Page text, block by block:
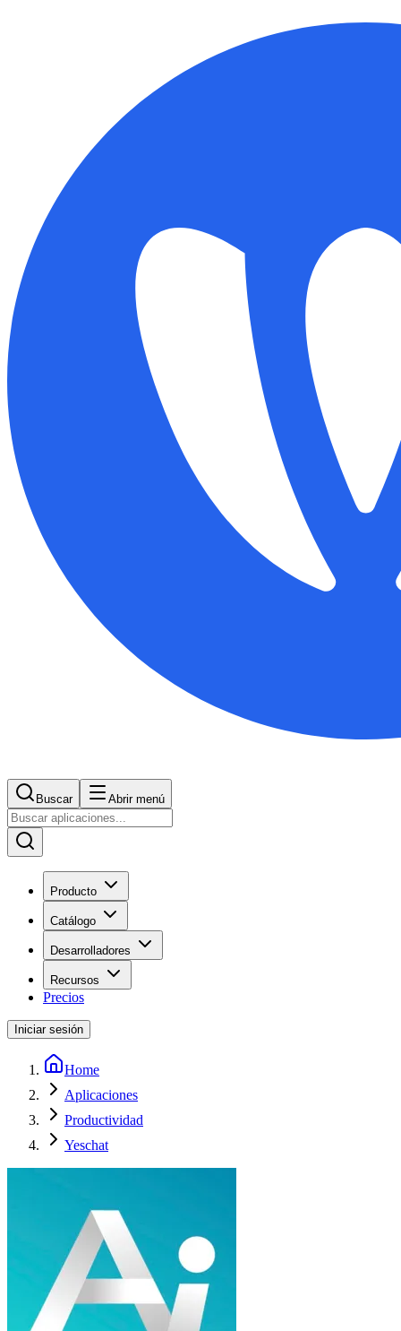
Buscar Abrir menú
Producto
Catálogo
Desarrolladores
Recursos
Precios
Iniciar sesión
Home
Aplicaciones
Productividad
Yeschat